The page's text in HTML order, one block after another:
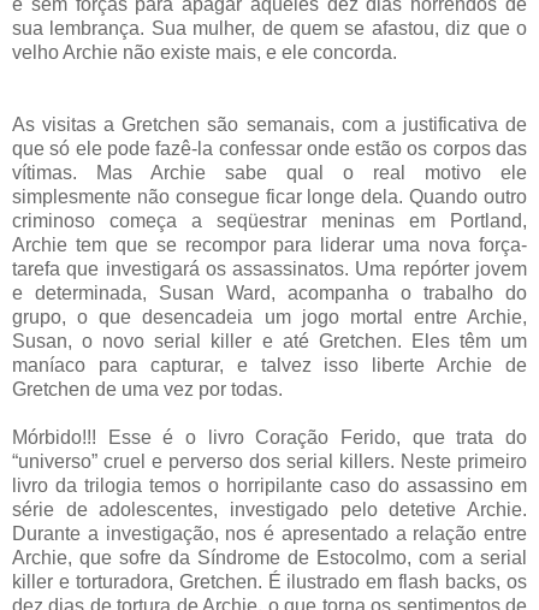
sua lembrança. Sua mulher, de quem se afastou, diz que o
velho Archie não existe mais, e ele concorda.
As visitas a Gretchen são semanais, com a justificativa de
que só ele pode fazê-la confessar onde estão os corpos das
vítimas. Mas Archie sabe qual o real motivo ele
simplesmente não consegue ficar longe dela. Quando outro
criminoso começa a seqüestrar meninas em Portland,
Archie tem que se recompor para liderar uma nova força-
tarefa que investigará os assassinatos. Uma repórter jovem
e determinada, Susan Ward, acompanha o trabalho do
grupo, o que desencadeia um jogo mortal entre Archie,
Susan, o novo serial killer e até Gretchen. Eles têm um
maníaco para capturar, e talvez isso liberte Archie de
Gretchen de uma vez por todas.
Mórbido!!! Esse é o livro Coração Ferido, que trata do
“universo” cruel e perverso dos serial killers. Neste primeiro
livro da trilogia temos o horripilante caso do assassino em
série de adolescentes, investigado pelo detetive Archie.
Durante a investigação, nos é apresentado a relação entre
Archie, que sofre da Síndrome de Estocolmo, com a serial
killer e torturadora, Gretchen. É ilustrado em flash backs, os
dez dias de tortura de Archie, o que torna os sentimentos de